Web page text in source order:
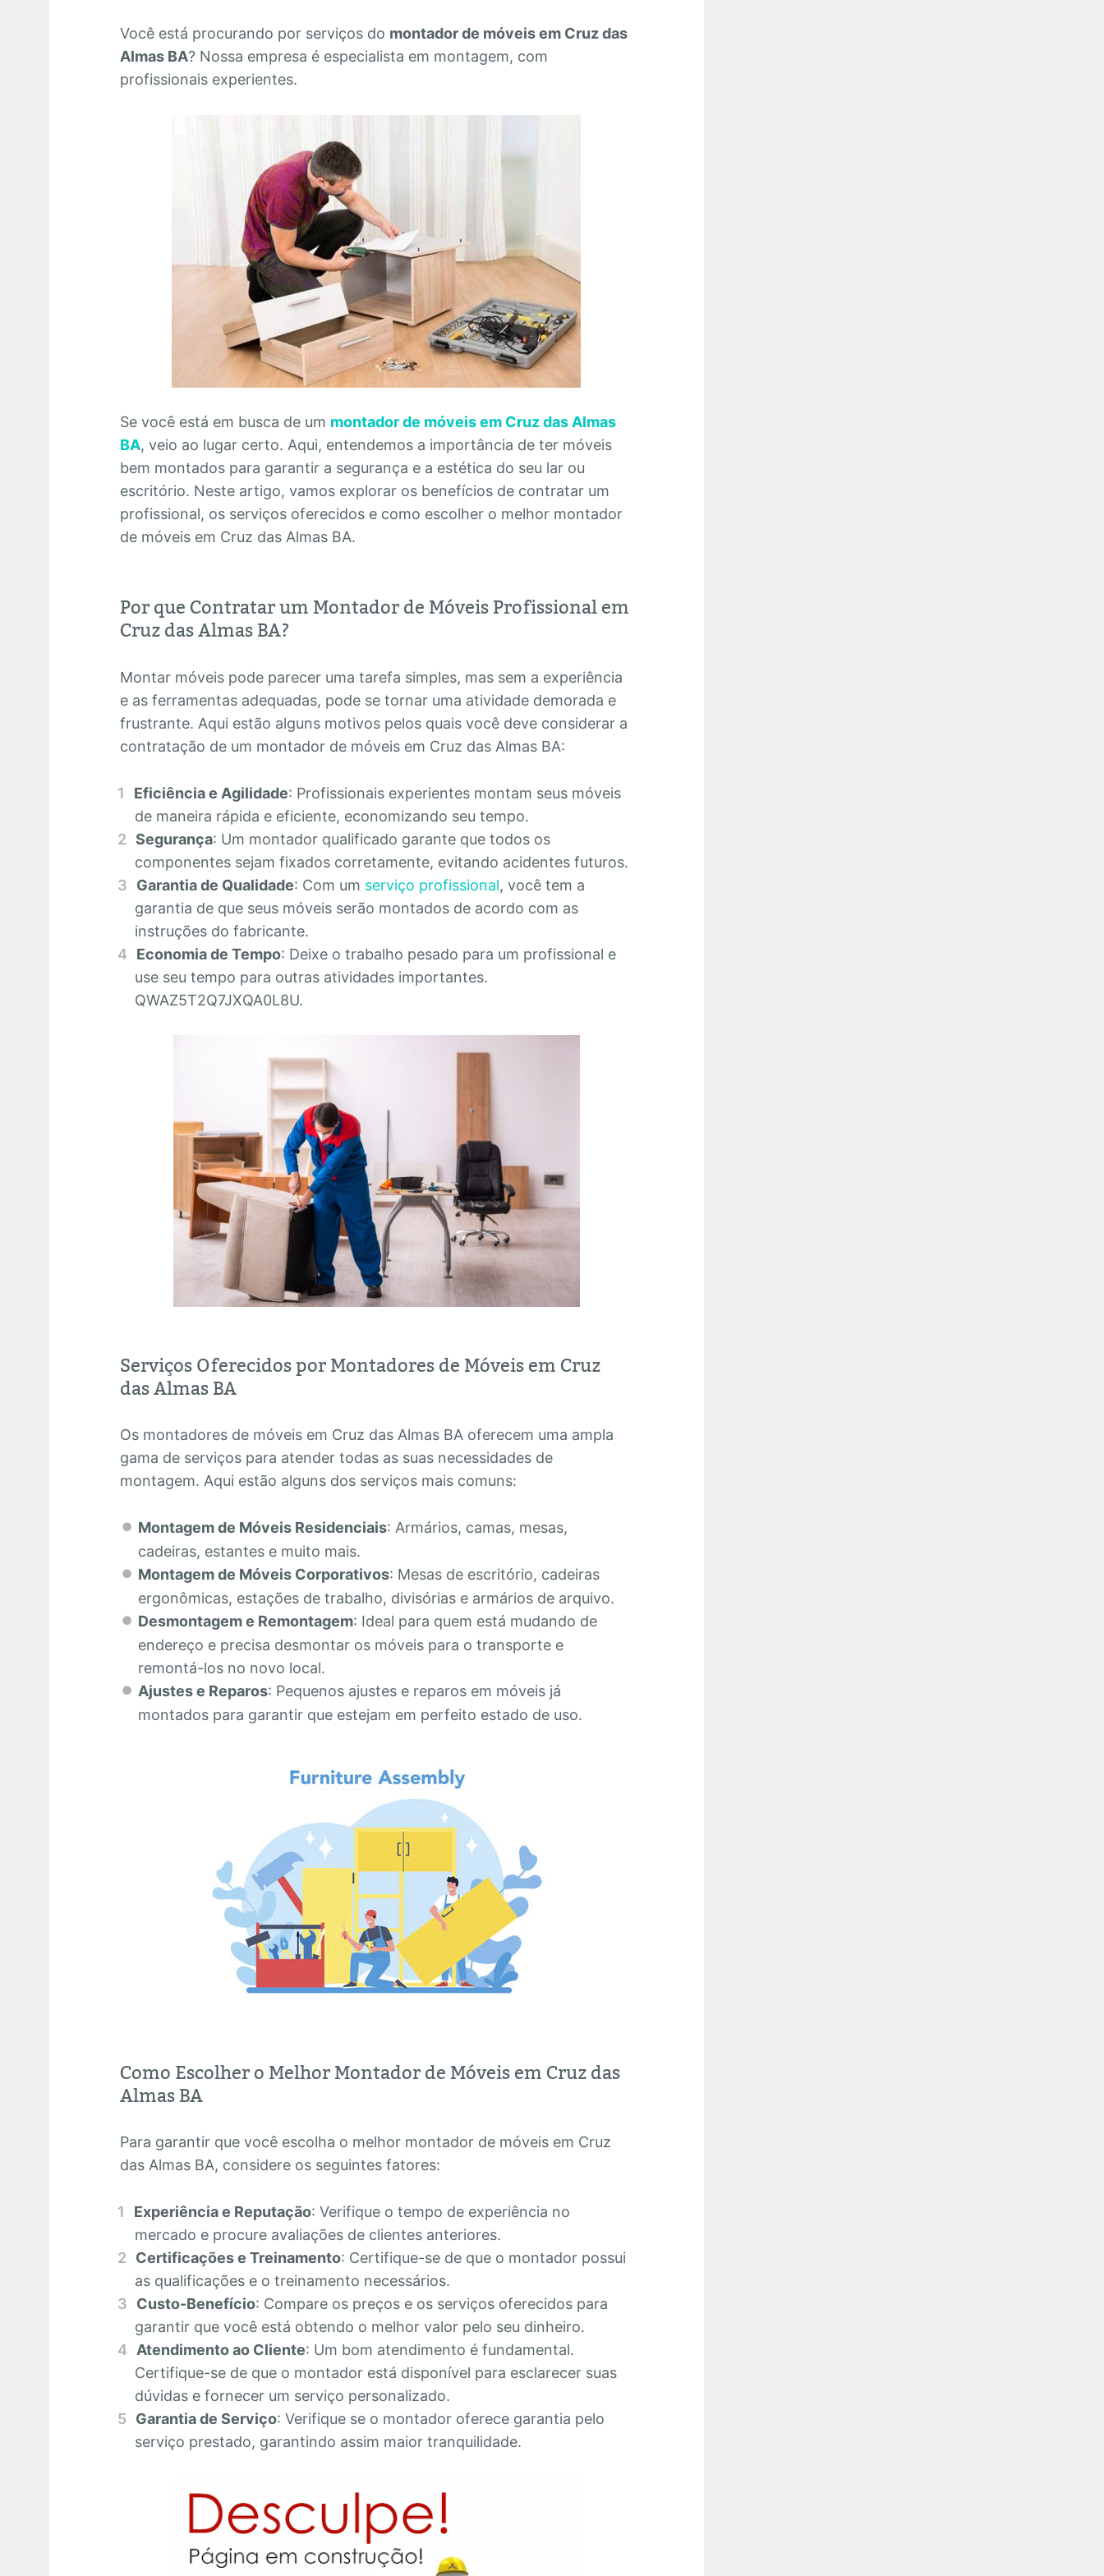
Você está procurando por serviços do montador de móveis em Cruz das
Almas BA? Nossa empresa é especialista em montagem, com
profissionais experientes.
Se você está em busca de um montador de móveis em Cruz das Almas
BA, veio ao lugar certo. Aqui, entendemos a importância de ter móveis
bem montados para garantir a segurança e a estética do seu lar ou
escritório. Neste artigo, vamos explorar os benefícios de contratar um
profissional, os serviços oferecidos e como escolher o melhor montador
de móveis em Cruz das Almas BA.
Por que Contratar um Montador de Móveis Profissional em
Cruz das Almas BA?
Montar móveis pode parecer uma tarefa simples, mas sem a experiência
e as ferramentas adequadas, pode se tornar uma atividade demorada e
frustrante. Aqui estão alguns motivos pelos quais você deve considerar a
contratação de um montador de móveis em Cruz das Almas BA:
Eficiência e Agilidade: Profissionais experientes montam seus móveis
de maneira rápida e eficiente, economizando seu tempo.
Segurança: Um montador qualificado garante que todos os
componentes sejam fixados corretamente, evitando acidentes futuros.
Garantia de Qualidade: Com um serviço profissional, você tem a
garantia de que seus móveis serão montados de acordo com as
instruções do fabricante.
Economia de Tempo: Deixe o trabalho pesado para um profissional e
use seu tempo para outras atividades importantes.
QWAZ5T2Q7JXQA0L8U.
Serviços Oferecidos por Montadores de Móveis em Cruz
das Almas BA
Os montadores de móveis em Cruz das Almas BA oferecem uma ampla
gama de serviços para atender todas as suas necessidades de
montagem. Aqui estão alguns dos serviços mais comuns:
Montagem de Móveis Residenciais: Armários, camas, mesas,
cadeiras, estantes e muito mais.
Montagem de Móveis Corporativos: Mesas de escritório, cadeiras
ergonômicas, estações de trabalho, divisórias e armários de arquivo.
Desmontagem e Remontagem: Ideal para quem está mudando de
endereço e precisa desmontar os móveis para o transporte e
remontá-los no novo local.
Ajustes e Reparos: Pequenos ajustes e reparos em móveis já
montados para garantir que estejam em perfeito estado de uso.
Como Escolher o Melhor Montador de Móveis em Cruz das
Almas BA
Para garantir que você escolha o melhor montador de móveis em Cruz
das Almas BA, considere os seguintes fatores:
Experiência e Reputação: Verifique o tempo de experiência no
mercado e procure avaliações de clientes anteriores.
Certificações e Treinamento: Certifique-se de que o montador possui
as qualificações e o treinamento necessários.
Custo-Benefício: Compare os preços e os serviços oferecidos para
garantir que você está obtendo o melhor valor pelo seu dinheiro.
Atendimento ao Cliente: Um bom atendimento é fundamental.
Certifique-se de que o montador está disponível para esclarecer suas
dúvidas e fornecer um serviço personalizado.
Garantia de Serviço: Verifique se o montador oferece garantia pelo
serviço prestado, garantindo assim maior tranquilidade.